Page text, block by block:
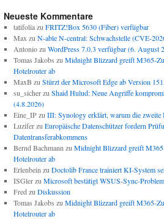
Neueste Kommentare
tatifoliazu FRITZ!Box 5630 (Fiber) verfügbar
Max zu N-able N-central: Schwachstelle (CVE-
Antoniozu WordPress 7.0.3 verfügbar (6. August
Tomas Jakobs zu Midnight Blizzard greift M365-
Hotelrouter ab
MaxB zu Stürzt der Microsoft Edge ab Version
su_sicherzu Shaid Hulud: Neue Angriffe
(4.8.2026)
Eine_IPzu III: Synology erklärt, warum die zweite
Luziferzu Europäische Datenschützer fordern
Datentransferabkommens
Bernd Bachmann zu Midnight Blizzard greift
Hotelrouter ab
Erlenbein zu Doctolib France trainiert KI-System
ISGlerzu Microsoft bestätigt WSUS-Sync-
Fred zu Diskussion
Tomas Jakobs zu Midnight Blizzard greift M365-
Hotelrouter ab